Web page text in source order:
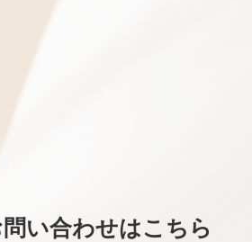
い合わせはこちら